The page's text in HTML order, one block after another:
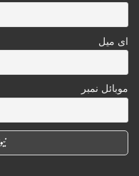
ای میل
موبائل نمبر